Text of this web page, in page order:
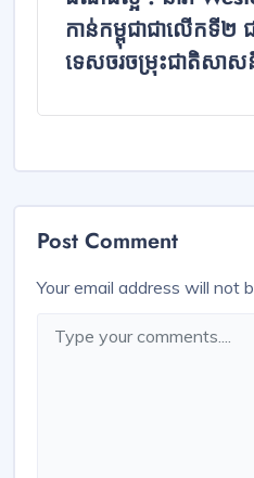
កាន់កម្ពុជាជាលើកទី
ទេសចរចម្រុះជាតិសា
Post Comment
Your email address will not